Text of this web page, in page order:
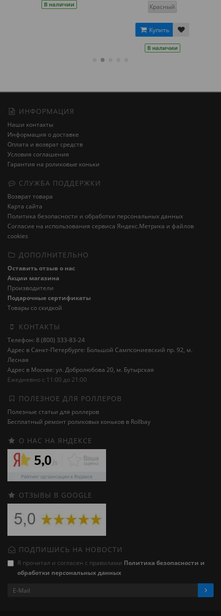
В наличии
Красный
Купить
В наличии
ИНФОРМАЦИЯ
Наши контакты
Информация о доставке
Оплата и возврат средств
Условия соглашения
Гарантия на роликовые коньки
СЛУЖБА ПОДДЕРЖКИ
Возврат товара
Карта сайта
Политика безопасности и обработки персональных данных
Cогласие на использования сервиса Яндекс.Метрика и файлов
cookies
ДОПОЛНИТЕЛЬНО
Оставить отзыв о нас
Акции магазина
Производители
Подарочные сертификаты
Товары со скидкой
КОНТАКТЫ
Телефон: 8 (800) 333-83-24
Адрес в Санкт-Петербурге: Большой Сампсониевский пр. 92, м.
Лесная
Адрес в Москве: ул. Добролюбова 20, м. Бутырская
Ежедневно с 11:00 до 21:00
ПОЛЕЗНОЕ ДЛЯ РОЛЛЕРОВ
Полезные статьи для роллеров
Бесплатный ремонт роликовых коньков в Rollbay
О НАС НА ЯНДЕКСЕ
ОТЗЫВЫ В GOOGLE
ПОДПИШИСЬ НА НОВОСТИ
Я прочитал и согласен с правилами Политика безопасности и
обработки персональных данных